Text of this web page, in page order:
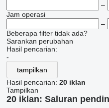
–
Jam operasi
–
Beberapa filter tidak ada?
Sarankan perubahan
Hasil pencarian:
-
tampilkan
Hasil pencarian: 20 iklan
Tampilkan
20 iklan: Saluran